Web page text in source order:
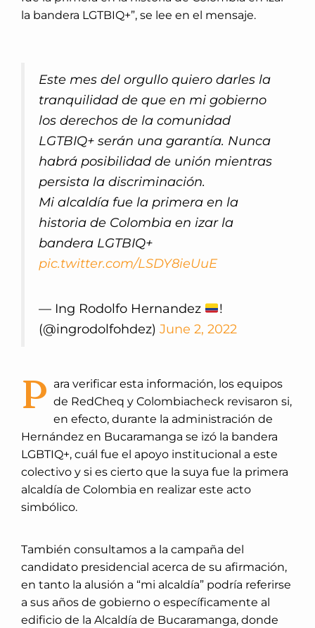
la bandera LGTBIQ+”, se lee en el mensaje.
Este mes del orgullo quiero darles la
tranquilidad de que en mi gobierno
los derechos de la comunidad
LGTBIQ+ serán una garantía. Nunca
habrá posibilidad de unión mientras
persista la discriminación.
Mi alcaldía fue la primera en la
historia de Colombia en izar la
bandera LGTBIQ+
pic.twitter.com/LSDY8ieUuE
— Ing Rodolfo Hernandez
!
(@ingrodolfohdez) June 2, 2022
P ara verificar esta información, los equipos
de RedCheq y Colombiacheck revisaron si,
en efecto, durante la administración de
Hernández en Bucaramanga se izó la bandera
LGBTIQ+, cuál fue el apoyo institucional a este
colectivo y si es cierto que la suya fue la primera
alcaldía de Colombia en realizar este acto
simbólico.
También consultamos a la campaña del
candidato presidencial acerca de su afirmación,
en tanto la alusión a “mi alcaldía” podría referirse
a sus años de gobierno o específicamente al
edificio de la Alcaldía de Bucaramanga, donde